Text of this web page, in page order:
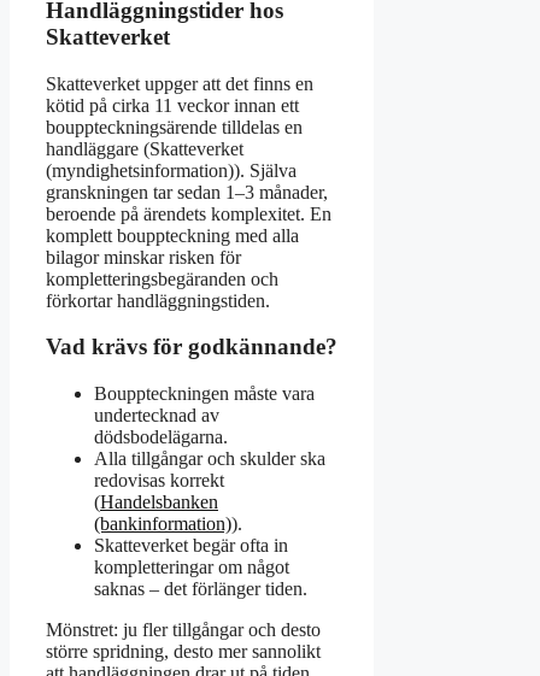
Handläggningstider hos
Skatteverket
Skatteverket uppger att det finns en
kötid på cirka 11 veckor innan ett
bouppteckningsärende tilldelas en
handläggare (Skatteverket
(myndighetsinformation)). Själva
granskningen tar sedan 1–3 månader,
beroende på ärendets komplexitet. En
komplett bouppteckning med alla
bilagor minskar risken för
kompletteringsbegäranden och
förkortar handläggningstiden.
Vad krävs för godkännande?
Bouppteckningen måste vara
undertecknad av
dödsbodelägarna.
Alla tillgångar och skulder ska
redovisas korrekt
(Handelsbanken
(bankinformation)).
Skatteverket begär ofta in
kompletteringar om något
saknas – det förlänger tiden.
Mönstret: ju fler tillgångar och desto
större spridning, desto mer sannolikt